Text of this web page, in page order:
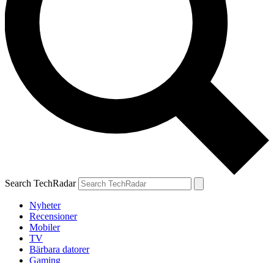
Search TechRadar
Nyheter
Recensioner
Mobiler
TV
Bärbara datorer
Gaming